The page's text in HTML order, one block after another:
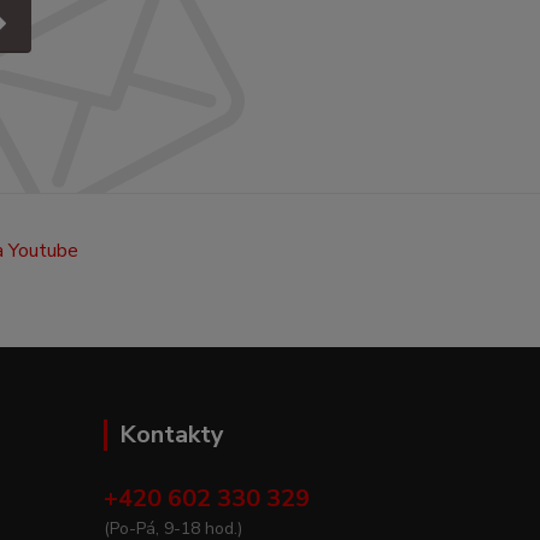
Kontakty
+420 602 330 329
(Po-Pá, 9-18 hod.)